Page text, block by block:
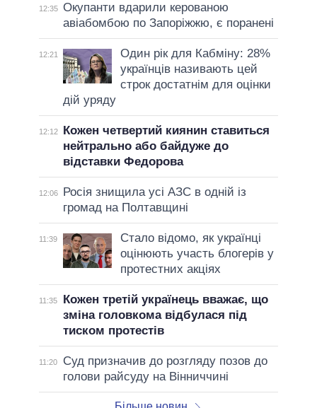
12:35 Окупанти вдарили керованою
авіабомбою по Запоріжжю, є поранені
12:21
Один рік для Кабміну: 28%
українців називають цей
строк достатнім для оцінки
дій уряду
12:12
Кожен четвертий киянин ставиться
нейтрально або байдуже до
відставки Федорова
12:06
Росія знищила усі АЗС в одній із
громад на Полтавщині
11:39
Стало відомо, як українці
оцінюють участь блогерів у
протестних акціях
11:35
Кожен третій українець вважає, що
зміна головкома відбулася під
тиском протестів
11:20
Суд призначив до розгляду позов до
голови райсуду на Вінниччині